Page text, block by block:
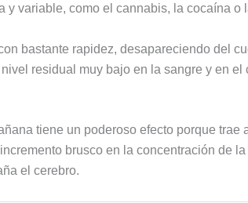
y variable, como el cannabis, la cocaína o
bastante rapidez, desapareciendo del
residual muy bajo en la sangre y en el
tiene un poderoso efecto porque
brusco en la concentración de
el cerebro.